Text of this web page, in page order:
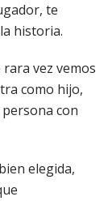
te
historia.
vez vemos
como hijo,
con
elegida,